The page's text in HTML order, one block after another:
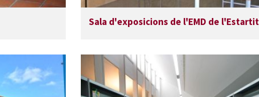
Sala d'exposicions de l'EMD de l'Estartit